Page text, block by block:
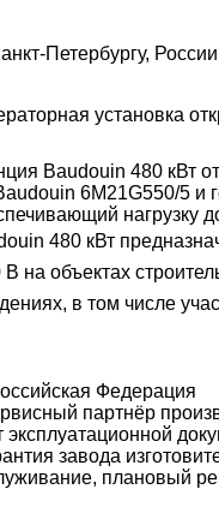
Петербургу,
установка
Baudouin 480 кВт
6M21G550/5
нагрузку
480 кВт
на объектах
в том числе
Федерация
партнёр
завода
плановый